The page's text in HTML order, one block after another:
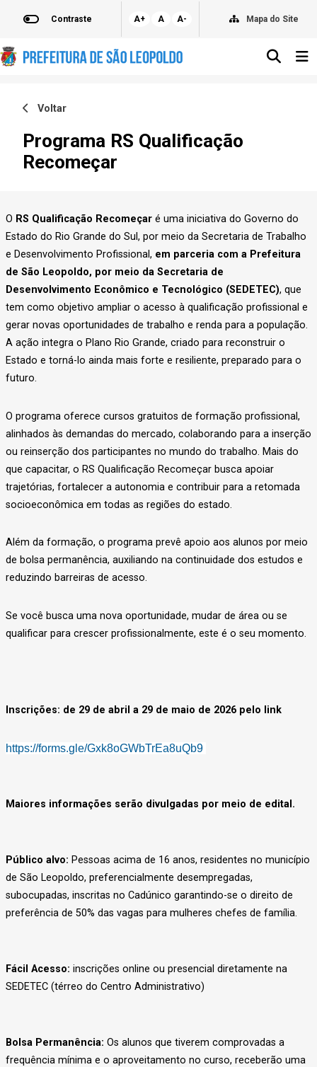
Contraste A+ A A- Mapa do Site
Voltar
Programa RS Qualificação
Recomeçar
O RS Qualificação Recomeçar é uma iniciativa do Governo do
Estado do Rio Grande do Sul, por meio da Secretaria de Trabalho
e Desenvolvimento Profissional, em parceria com a Prefeitura
de São Leopoldo, por meio da Secretaria de
Desenvolvimento Econômico e Tecnológico (SEDETEC), que
tem como objetivo ampliar o acesso à qualificação profissional e
gerar novas oportunidades de trabalho e renda para a população.
A ação integra o Plano Rio Grande, criado para reconstruir o
Estado e torná-lo ainda mais forte e resiliente, preparado para o
futuro.
O programa oferece cursos gratuitos de formação profissional,
alinhados às demandas do mercado, colaborando para a inserção
ou reinserção dos participantes no mundo do trabalho. Mais do
que capacitar, o RS Qualificação Recomeçar busca apoiar
trajetórias, fortalecer a autonomia e contribuir para a retomada
socioeconômica em todas as regiões do estado.
Além da formação, o programa prevê apoio aos alunos por meio
de bolsa permanência, auxiliando na continuidade dos estudos e
reduzindo barreiras de acesso.
Se você busca uma nova oportunidade, mudar de área ou se
qualificar para crescer profissionalmente, este é o seu momento.
Inscrições: de 29 de abril a 29 de maio de 2026 pelo link
https://forms.gle/Gxk8oGWbTrEa8uQb9
Maiores informações serão divulgadas por meio de edital.
Público alvo: Pessoas acima de 16 anos, residentes no município
de São Leopoldo, preferencialmente desempregadas,
subocupadas, inscritas no Cadúnico garantindo-se o direito de
preferência de 50% das vagas para mulheres chefes de família.
Fácil Acesso: inscrições online ou presencial diretamente na
SEDETEC (térreo do Centro Administrativo)
Bolsa Permanência: Os alunos que tiverem comprovadas a
frequência mínima e o aproveitamento no curso, receberão uma